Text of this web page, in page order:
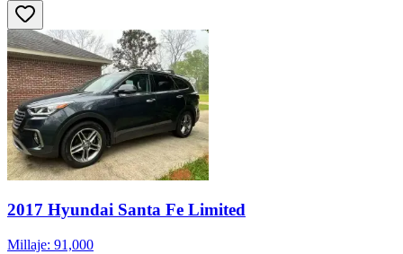
2017 Hyundai Santa Fe Limited
Millaje: 91,000